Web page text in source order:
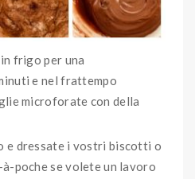
frigo per una
e nel frattempo
microforate con della
e dressate i vostri biscotti o
à-poche se volete un lavoro